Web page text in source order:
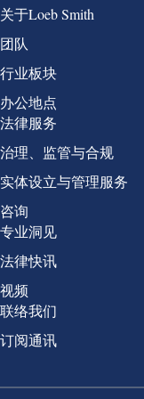
Group 1
关于Loeb Smith
团队
行业板块
办公地点
Group 2
法律服务
治理、监管与合规
实体设立与管理服务
咨询
Group 3
专业洞见
法律快讯
视频
Group 4
联络我们
订阅通讯